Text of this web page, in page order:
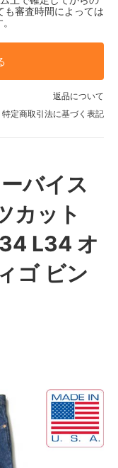
も審査時間によっては
返品について
特定商取引法に基づく表記
バイス
カット
L34 オ
ゴ ビン